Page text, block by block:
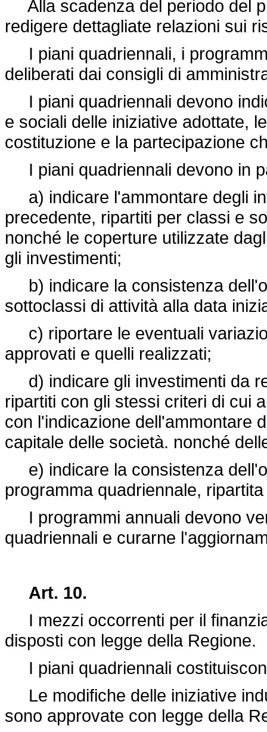
Alla scadenza del periodo del
redigere dettagliate relazioni sui
I piani quadriennali, i
deliberati dai consigli di
I piani quadriennali devono
e sociali delle iniziative adottate,
costituzione e la partecipazione
I piani quadriennali devono in
a) indicare l'ammontare degli
precedente, ripartiti per classi e
nonché le coperture utilizzate
gli investimenti;
b) indicare la consistenza
sottoclassi di attività alla data
c) riportare le eventuali
approvati e quelli realizzati;
d) indicare gli investimenti da
ripartiti con gli stessi criteri di cui
con l'indicazione dell'ammontare
capitale delle società. nonché
e) indicare la consistenza
programma quadriennale,
I programmi annuali devono
quadriennali e curarne
Art. 10.
I mezzi occorrenti per il
disposti con legge della Regione.
I piani quadriennali
Le modifiche delle iniziative
sono approvate con legge della